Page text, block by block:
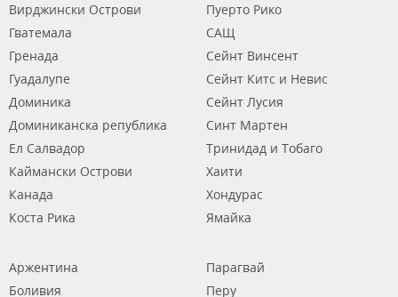
Вирджински Острови
Гватемала
Гренада
Гуадалупе
Доминика
Доминиканска република
Ел Салвадор
Каймански Острови
Канада
Коста Рика
Пуерто Рико
САЩ
Сейнт Винсент
Сейнт Китс и Невис
Сейнт Лусия
Синт Мартен
Тринидад и Тобаго
Хаити
Хондурас
Ямайка
Аржентина
Боливия
Парагвай
Перу